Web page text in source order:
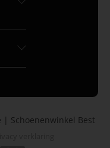
| Schoenenwinkel Best